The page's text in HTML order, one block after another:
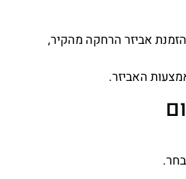
אביזר הרחקה מהקיר,